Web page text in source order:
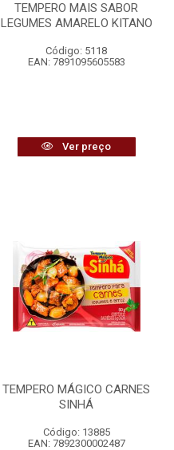
TEMPERO MAIS SABOR
LEGUMES AMARELO KITANO
Código: 5118
EAN: 7891095605583
Ver preço
TEMPERO MÁGICO CARNES
SINHÁ
Código: 13885
EAN: 7892300002487